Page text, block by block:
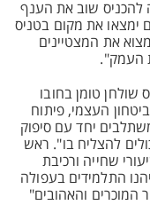
שוב את הענף
ימצאו את מקום בטניס
את המצטיינים
העמק".
טומן בחובו
העצמי, פיתוח
יחד עם סיפוק
להצליח בו". ראש
שחייה ורכיבת
התלמידים בעפולה
והאהובים"